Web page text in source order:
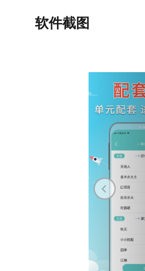
软件截图